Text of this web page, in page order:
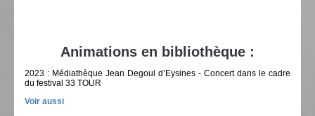
Animations en bibliothèque :
2023 : Médiathèque Jean Degoul d’Eysines - Concert dans le cadre
du festival 33 TOUR
Voir aussi